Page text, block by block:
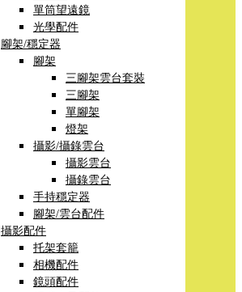
單筒望遠鏡
光學配件
腳架/穩定器
腳架
三腳架雲台套裝
三腳架
單腳架
燈架
攝影/攝錄雲台
攝影雲台
攝錄雲台
手持穩定器
腳架/雲台配件
攝影配件
托架套籠
相機配件
鏡頭配件